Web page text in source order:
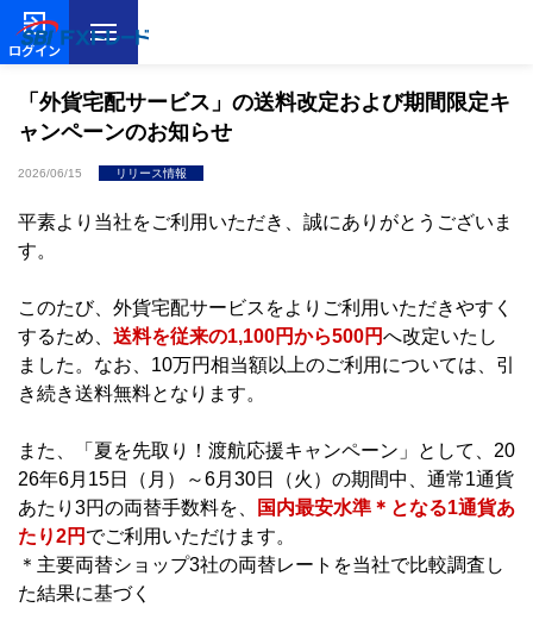
ログイン
「外貨宅配サービス」の送料改定および期間限定キ
ャンペーンのお知らせ
2026/06/15 リリース情報
平素より当社をご利用いただき、誠にありがとうございま
す。
このたび、外貨宅配サービスをよりご利用いただきやすく
するため、 送料を従来の1,100円から500円へ改定いたし
ました。なお、10万円相当額以上のご利用については、引
き続き送料無料となります。
また、「夏を先取り！渡航応援キャンペーン」として、20
26年6月15日（月）～6月30日（火）の期間中、通常1通貨
あたり3円の両替手数料を、
国内最安水準＊となる1通貨あ
たり2円 でご利用いただけます。
＊主要両替ショップ3社の両替レートを当社で比較調査し
た結果に基づく